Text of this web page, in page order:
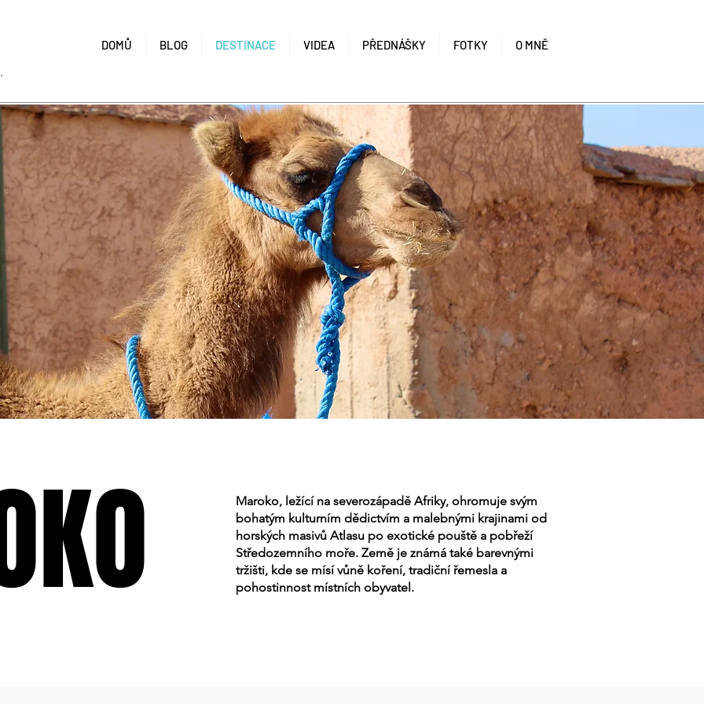
DOMŮ BLOG DESTINACE VIDEA PŘEDNÁŠKY FOTKY O MNĚ
Maroko, ležící na severozápadě Afriky, ohromuje svým
bohatým kulturním dědictvím a malebnými krajinami od
horských masivů Atlasu po exotické pouště a pobřeží
Středozemního moře. Země je známá také barevnými
tržišti, kde se mísí vůně koření, tradiční řemesla a
pohostinnost místních obyvatel.